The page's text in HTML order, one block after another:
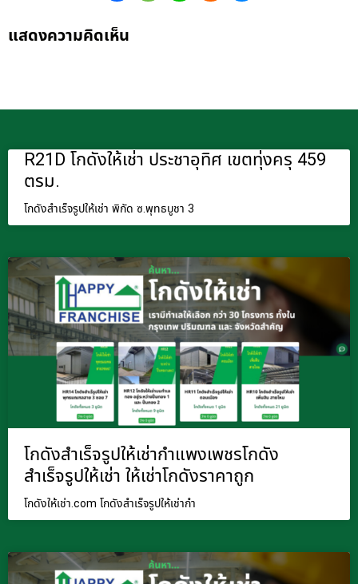
แสดงความคิดเห็น
R21D โกดังให้เช่า ประชาอุทิศ เขตทุ่งครุ 459
ตรม.
โกดังสำเร็จรูปให้เช่า พิกัด ซ.พุทธบูชา 3
โกดังสำเร็จรูปให้เช่ากำแพงเพชรโกดัง
สำเร็จรูปให้เช่า ให้เช่าโกดังราคาถูก
โกดังให้เช่า.com โกดังสำเร็จรูปให้เช่ากำ